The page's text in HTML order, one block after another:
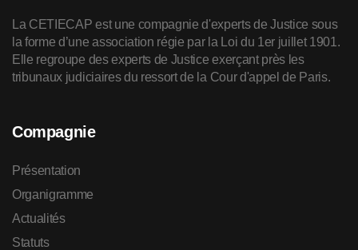
La CETIECAP est une compagnie d'experts de Justice sous
la forme d’une association régie par la Loi du 1er juillet 1901.
Elle regroupe des experts de Justice exerçant près les
tribunaux judiciaires du ressort de la Cour d'appel de Paris.
Compagnie
Présentation
Organigramme
Actualités
Statuts